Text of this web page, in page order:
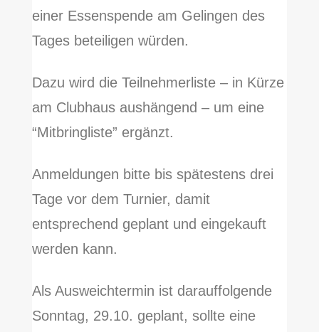
einer Essenspende am Gelingen des
Tages beteiligen würden.
Dazu wird die Teilnehmerliste – in Kürze
am Clubhaus aushängend – um eine
“Mitbringliste” ergänzt.
Anmeldungen bitte bis spätestens drei
Tage vor dem Turnier, damit
entsprechend geplant und eingekauft
werden kann.
Als Ausweichtermin ist darauffolgende
Sonntag, 29.10. geplant, sollte eine